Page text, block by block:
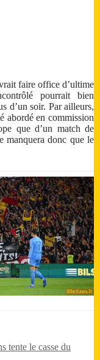
faire office d’ultime
pourrait bien
d’un soir. Par ailleurs,
abordé en commission
que d’un match de
manquera donc que le
tente le casse du